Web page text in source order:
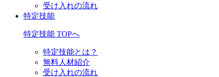
受け入れの流れ
特定技能
特定技能 TOPへ
特定技能とは？
無料人材紹介
受け入れの流れ